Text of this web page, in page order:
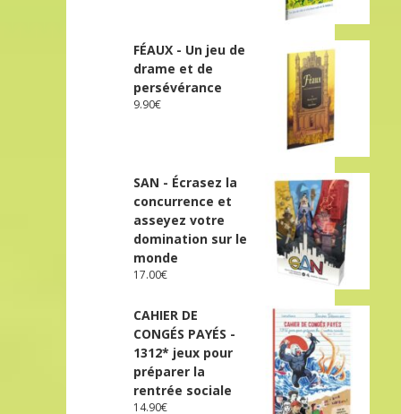
FÉAUX - Un jeu de
drame et de
persévérance
9.90€
SAN - Écrasez la
concurrence et
asseyez votre
domination sur le
monde
17.00€
CAHIER DE
CONGÉS PAYÉS -
1312* jeux pour
préparer la
rentrée sociale
14.90€